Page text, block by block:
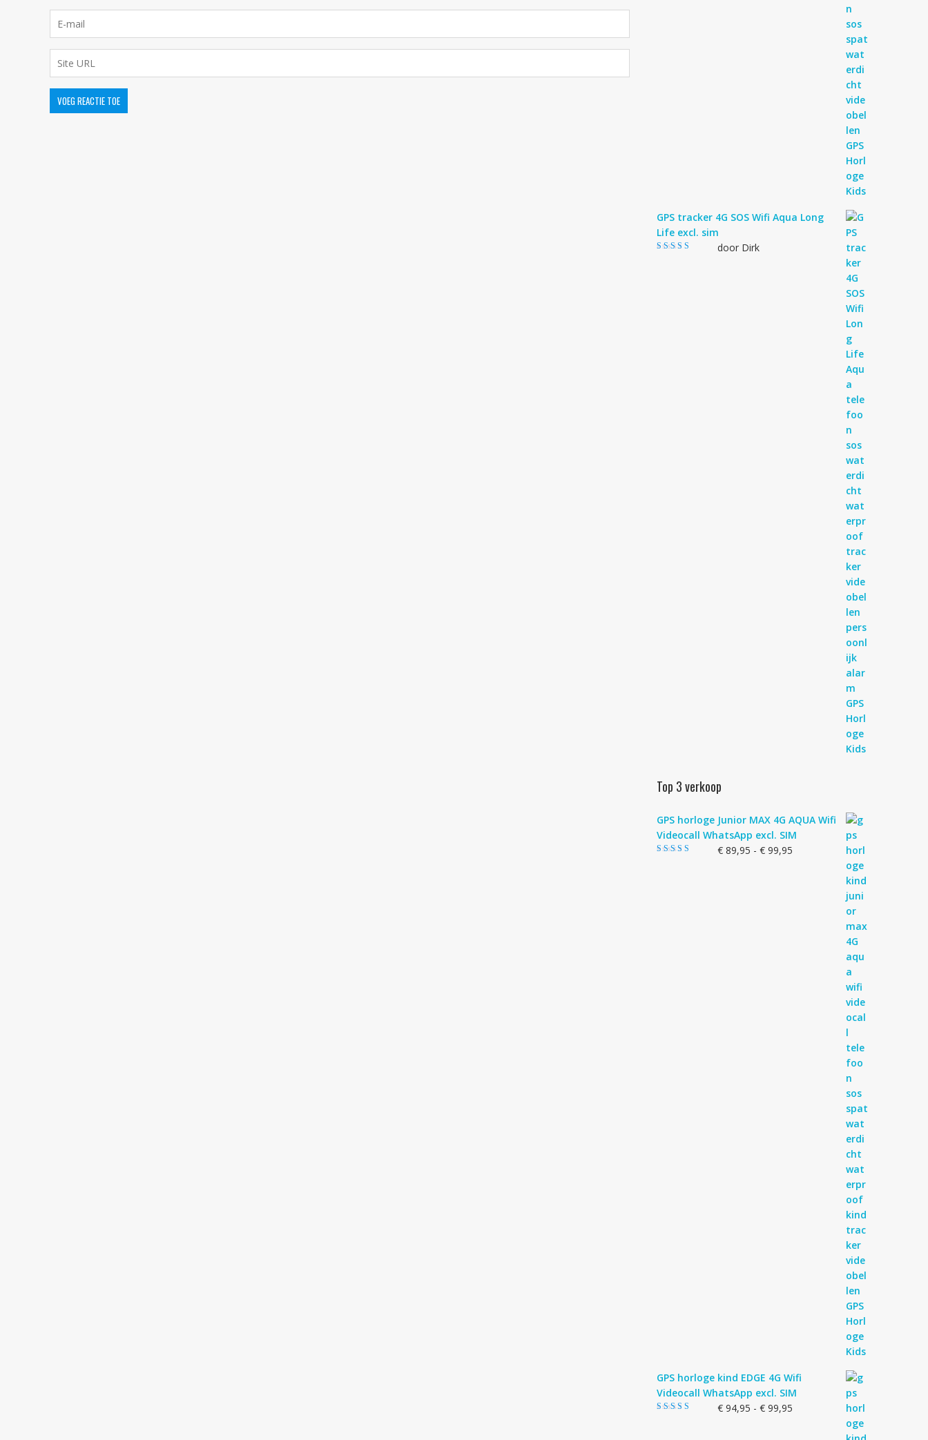
GPS tracker 4G SOS Wifi Aqua Long
Life excl. sim
door Dirk
Top 3 verkoop
GPS horloge Junior MAX 4G AQUA Wifi
Videocall WhatsApp excl. SIM
€ 89,95 - € 99,95
GPS horloge kind EDGE 4G Wifi
Videocall WhatsApp excl. SIM
€ 94,95 - € 99,95